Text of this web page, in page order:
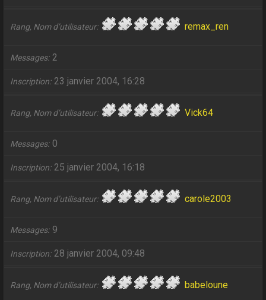
Rang, Nom d’utilisateur remax_ren
Messages 2
Inscription 23 janvier 2004, 16:28
Rang, Nom d’utilisateur Vick64
Messages 0
Inscription 25 janvier 2004, 16:18
Rang, Nom d’utilisateur carole2003
Messages 9
Inscription 28 janvier 2004, 09:48
Rang, Nom d’utilisateur babeloune